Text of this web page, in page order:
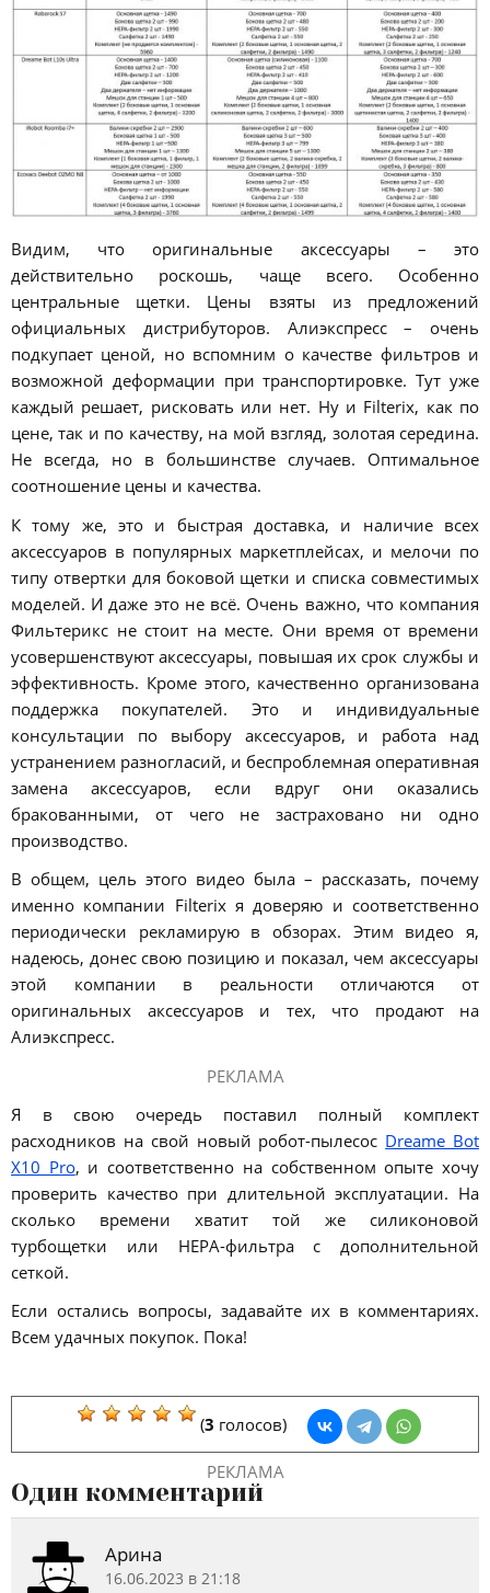
Видим, что оригинальные аксессуары – это
действительно роскошь, чаще всего. Особенно
центральные щетки. Цены взяты из предложений
официальных дистрибуторов. Алиэкспресс – очень
подкупает ценой, но вспомним о качестве фильтров и
возможной деформации при транспортировке. Тут уже
каждый решает, рисковать или нет. Ну и Filterix, как по
цене, так и по качеству, на мой взгляд, золотая середина.
Не всегда, но в большинстве случаев. Оптимальное
соотношение цены и качества.
К тому же, это и быстрая доставка, и наличие всех
аксессуаров в популярных маркетплейсах, и мелочи по
типу отвертки для боковой щетки и списка совместимых
моделей. И даже это не всё. Очень важно, что компания
Фильтерикс не стоит на месте. Они время от времени
усовершенствуют аксессуары, повышая их срок службы и
эффективность. Кроме этого, качественно организована
поддержка покупателей. Это и индивидуальные
консультации по выбору аксессуаров, и работа над
устранением разногласий, и беспроблемная оперативная
замена аксессуаров, если вдруг они оказались
бракованными, от чего не застраховано ни одно
производство.
В общем, цель этого видео была – рассказать, почему
именно компании Filterix я доверяю и соответственно
периодически рекламирую в обзорах. Этим видео я,
надеюсь, донес свою позицию и показал, чем аксессуары
этой компании в реальности отличаются от
оригинальных аксессуаров и тех, что продают на
Алиэкспресс.
РЕКЛАМА
Я в свою очередь поставил полный комплект
расходников на свой новый робот-пылесос Dreame Bot
X10 Pro, и соответственно на собственном опыте хочу
проверить качество при длительной эксплуатации. На
сколько времени хватит той же силиконовой
турбощетки или HEPA-фильтра с дополнительной
сеткой.
Если остались вопросы, задавайте их в комментариях.
Всем удачных покупок. Пока!
(3 голосов)
РЕКЛАМА
Один комментарий
Арина
16.06.2023 в 21:18